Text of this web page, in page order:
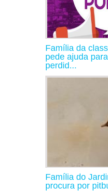
Família da
pede ajuda
perdid...
Família do
procura por